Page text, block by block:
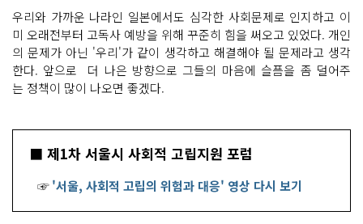
우리와 가까운 나라인 일본에서도 심각한 사회문제로 인지하고 이
미 오래전부터 고독사 예방을 위해 꾸준히 힘을 써오고 있었다. 개인
의 문제가 아닌 '우리'가 같이 생각하고 해결해야 될 문제라고 생각
한다. 앞으로 더 나은 방향으로 그들의 마음에 슬픔을 좀 덜어주
는 정책이 많이 나오면 좋겠다.
■ 제1차 서울시 사회적 고립지원 포럼
☞'서울, 사회적 고립의 위험과 대응' 영상 다시 보기